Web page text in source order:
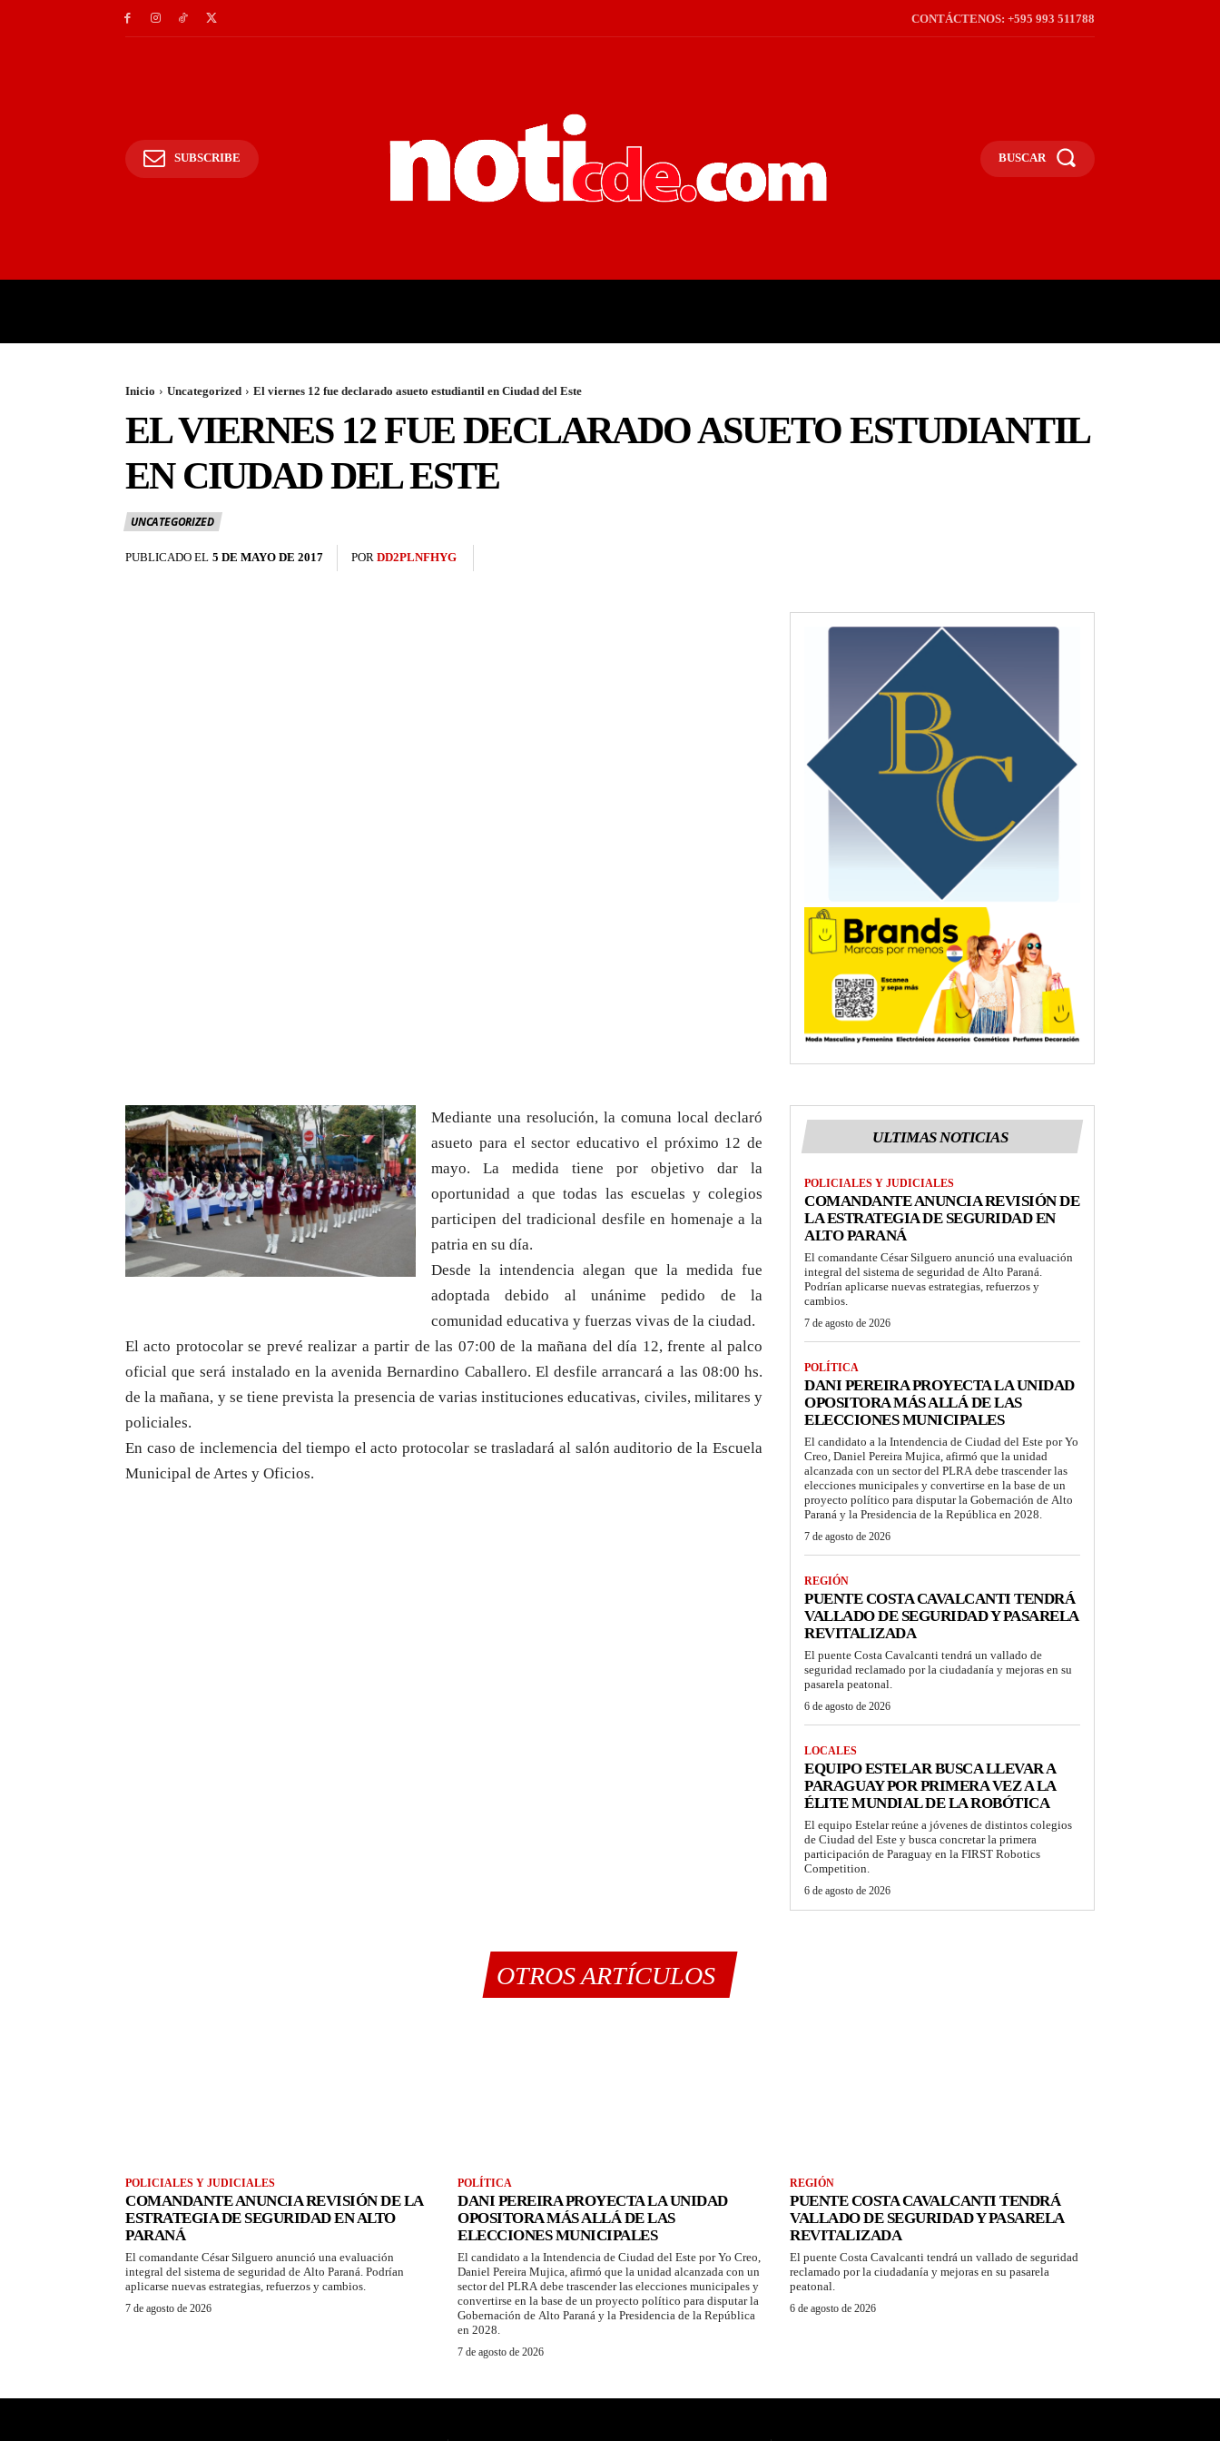
CONTÁCTENOS: +595 993 511788
SUBSCRIBE BUSCAR
Inicio Uncategorized El viernes 12 fue declarado asueto estudiantil en Ciudad del Este
EL VIERNES 12 FUE DECLARADO ASUETO ESTUDIANTIL
EN CIUDAD DEL ESTE
UNCATEGORIZED
PUBLICADO EL 5 DE MAYO DE 2017 POR DD2PLNFHYG
Mediante una resolución, la comuna local declaró
asueto para el sector educativo el próximo 12 de
mayo. La medida tiene por objetivo dar la
oportunidad a que todas las escuelas y colegios
participen del tradicional desfile en homenaje a la
patria en su día.
Desde la intendencia alegan que la medida fue
adoptada debido al unánime pedido de la
comunidad educativa y fuerzas vivas de la ciudad.
El acto protocolar se prevé realizar a partir de las 07:00 de la mañana del día 12, frente al palco
oficial que será instalado en la avenida Bernardino Caballero. El desfile arrancará a las 08:00 hs.
de la mañana, y se tiene prevista la presencia de varias instituciones educativas, civiles, militares y
policiales.
En caso de inclemencia del tiempo el acto protocolar se trasladará al salón auditorio de la Escuela
Municipal de Artes y Oficios.
ULTIMAS NOTICIAS
POLICIALES Y JUDICIALES
COMANDANTE ANUNCIA REVISIÓN DE
LA ESTRATEGIA DE SEGURIDAD EN
ALTO PARANÁ
El comandante César Silguero anunció una evaluación
integral del sistema de seguridad de Alto Paraná.
Podrían aplicarse nuevas estrategias, refuerzos y
cambios.
7 de agosto de 2026
POLÍTICA
DANI PEREIRA PROYECTA LA UNIDAD
OPOSITORA MÁS ALLÁ DE LAS
ELECCIONES MUNICIPALES
El candidato a la Intendencia de Ciudad del Este por Yo
Creo, Daniel Pereira Mujica, afirmó que la unidad
alcanzada con un sector del PLRA debe trascender las
elecciones municipales y convertirse en la base de un
proyecto político para disputar la Gobernación de Alto
Paraná y la Presidencia de la República en 2028.
7 de agosto de 2026
REGIÓN
PUENTE COSTA CAVALCANTI TENDRÁ
VALLADO DE SEGURIDAD Y PASARELA
REVITALIZADA
El puente Costa Cavalcanti tendrá un vallado de
seguridad reclamado por la ciudadanía y mejoras en su
pasarela peatonal.
6 de agosto de 2026
LOCALES
EQUIPO ESTELAR BUSCA LLEVAR A
PARAGUAY POR PRIMERA VEZ A LA
ÉLITE MUNDIAL DE LA ROBÓTICA
El equipo Estelar reúne a jóvenes de distintos colegios
de Ciudad del Este y busca concretar la primera
participación de Paraguay en la FIRST Robotics
Competition.
6 de agosto de 2026
OTROS ARTÍCULOS
POLICIALES Y JUDICIALES
COMANDANTE ANUNCIA REVISIÓN DE LA
ESTRATEGIA DE SEGURIDAD EN ALTO
PARANÁ
El comandante César Silguero anunció una evaluación
integral del sistema de seguridad de Alto Paraná. Podrían
aplicarse nuevas estrategias, refuerzos y cambios.
7 de agosto de 2026
POLÍTICA
DANI PEREIRA PROYECTA LA UNIDAD
OPOSITORA MÁS ALLÁ DE LAS
ELECCIONES MUNICIPALES
El candidato a la Intendencia de Ciudad del Este por Yo Creo,
Daniel Pereira Mujica, afirmó que la unidad alcanzada con un
sector del PLRA debe trascender las elecciones municipales y
convertirse en la base de un proyecto político para disputar la
Gobernación de Alto Paraná y la Presidencia de la República
en 2028.
7 de agosto de 2026
REGIÓN
PUENTE COSTA CAVALCANTI TENDRÁ
VALLADO DE SEGURIDAD Y PASARELA
REVITALIZADA
El puente Costa Cavalcanti tendrá un vallado de seguridad
reclamado por la ciudadanía y mejoras en su pasarela
peatonal.
6 de agosto de 2026